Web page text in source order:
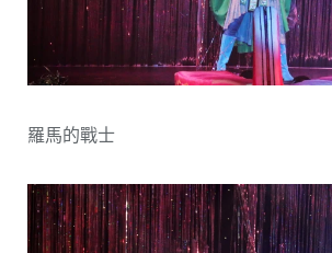
羅馬的戰士